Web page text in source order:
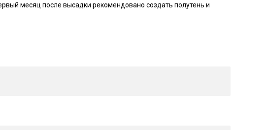
месяц после высадки рекомендовано создать полутень и